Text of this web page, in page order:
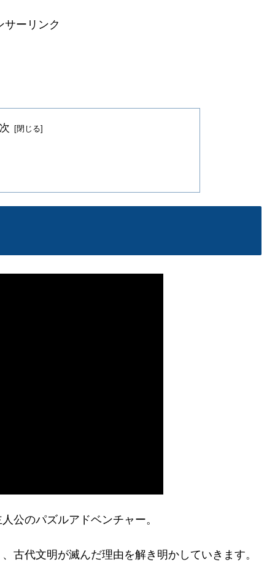
サーリンク
公のパズルアドベンチャー。
古代文明が滅んだ理由を解き明かしていきます。